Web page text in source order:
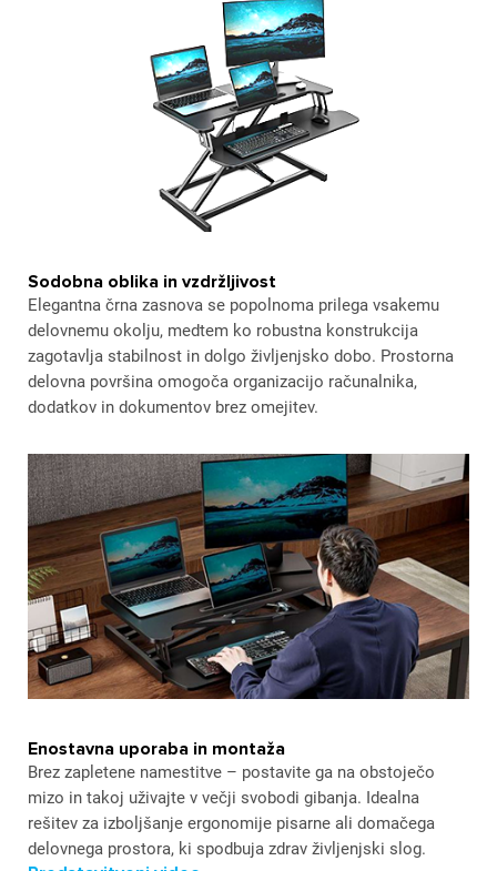
Sodobna oblika in vzdržljivost
Elegantna črna zasnova se popolnoma prilega vsakemu
delovnemu okolju, medtem ko robustna konstrukcija
zagotavlja stabilnost in dolgo življenjsko dobo. Prostorna
delovna površina omogoča organizacijo računalnika,
dodatkov in dokumentov brez omejitev.
Enostavna uporaba in montaža
Brez zapletene namestitve – postavite ga na obstoječo
mizo in takoj uživajte v večji svobodi gibanja. Idealna
rešitev za izboljšanje ergonomije pisarne ali domačega
delovnega prostora, ki spodbuja zdrav življenjski slog.